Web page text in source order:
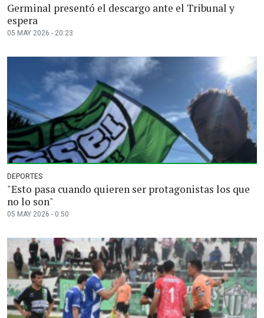
Germinal presentó el descargo ante el Tribunal y
espera
05 MAY 2026 - 20:23
DEPORTES
"Esto pasa cuando quieren ser protagonistas los que
no lo son"
05 MAY 2026 - 0:50